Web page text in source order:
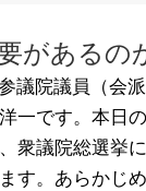
があるの
議院議員（会
一です。本日
衆議院総選挙
す。あらかじ